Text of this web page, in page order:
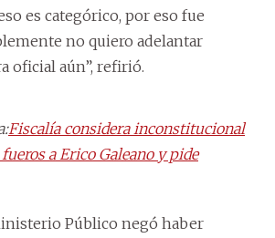
es categórico, por eso fue
no quiero adelantar
oficial aún”, refirió.
Fiscalía considera inconstitucional
a Erico Galeano y pide
Público negó haber